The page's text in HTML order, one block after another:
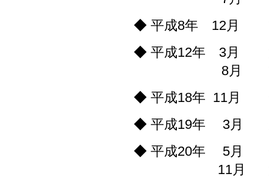
◆ 平成8年 12月
◆ 平成12年 3月
8月
◆ 平成18年 11月
◆ 平成19年 3月
◆ 平成20年 5月
11月